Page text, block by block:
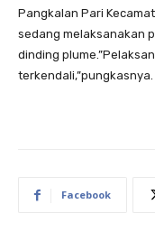
Pangkalan Pari
sedang melaksanakan
dinding
terkendali,”pungkasnya.
Facebook